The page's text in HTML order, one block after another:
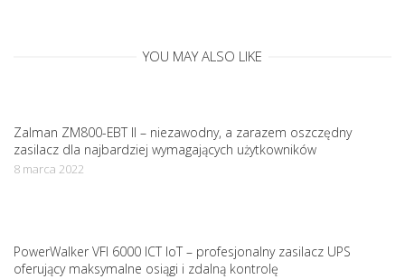
o
YOU MAY ALSO LIKE
Zalman ZM800-EBT II – niezawodny, a zarazem oszczędny
zasilacz dla najbardziej wymagających użytkowników
8 marca 2022
PowerWalker VFI 6000 ICT IoT – profesjonalny zasilacz UPS
oferujący maksymalne osiągi i zdalną kontrolę